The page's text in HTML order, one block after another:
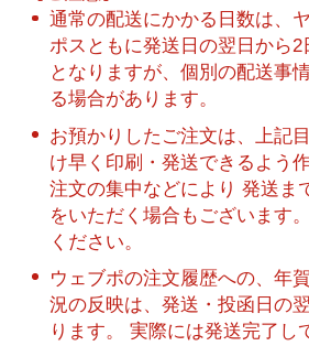
通常の配送にかかる日数は、
ポスともに発送日の翌日から2
となりますが、個別の配送事
る場合があります。
お預かりしたご注文は、上記
け早く印刷・発送できるよう
注文の集中などにより 発送ま
をいただく場合もございます
ください。
ウェブポの注文履歴への、年
況の反映は、発送・投函日の
ります。 実際には発送完了し